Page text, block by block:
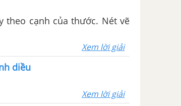
theo cạnh của thước. Nét vẽ
Xem lời giải
diều
Xem lời giải